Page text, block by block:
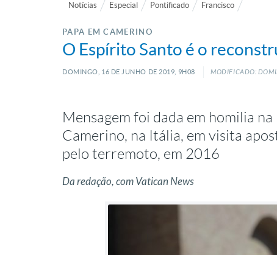
Notícias Especial Pontificado Francisco
PAPA EM CAMERINO
O Espírito Santo é o
DOMINGO, 16 DE JUNHO DE 2019, 9H08 MODIFICADO:
Mensagem foi dada em homilia
Camerino, na Itália, em visita
pelo terremoto, em 2016
Da redação, com Vatican News